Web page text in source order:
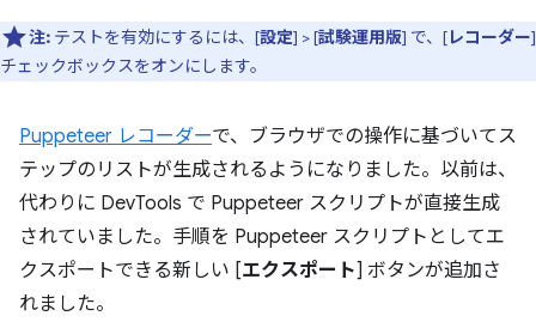
注: テストを有効にするには、[設定] > [試験運用版] で、[レコーダー]
チェックボックスをオンにします。
Puppeteer レコーダーで、ブラウザでの操作に基づいてス
テップのリストが生成されるようになりました。以前は、
代わりに DevTools で Puppeteer スクリプトが直接生成
されていました。手順を Puppeteer スクリプトとしてエ
クスポートできる新しい [エクスポート] ボタンが追加さ
れました。